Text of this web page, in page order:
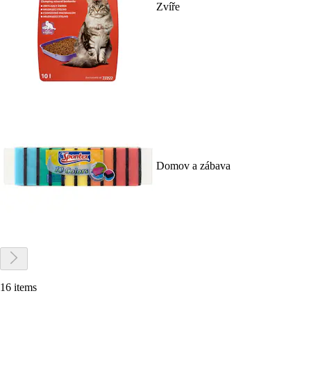
Zvíře
Domov a zábava
16 items